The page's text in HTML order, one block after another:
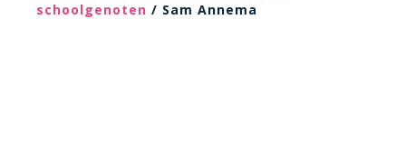
schoolgenoten / Sam Annema